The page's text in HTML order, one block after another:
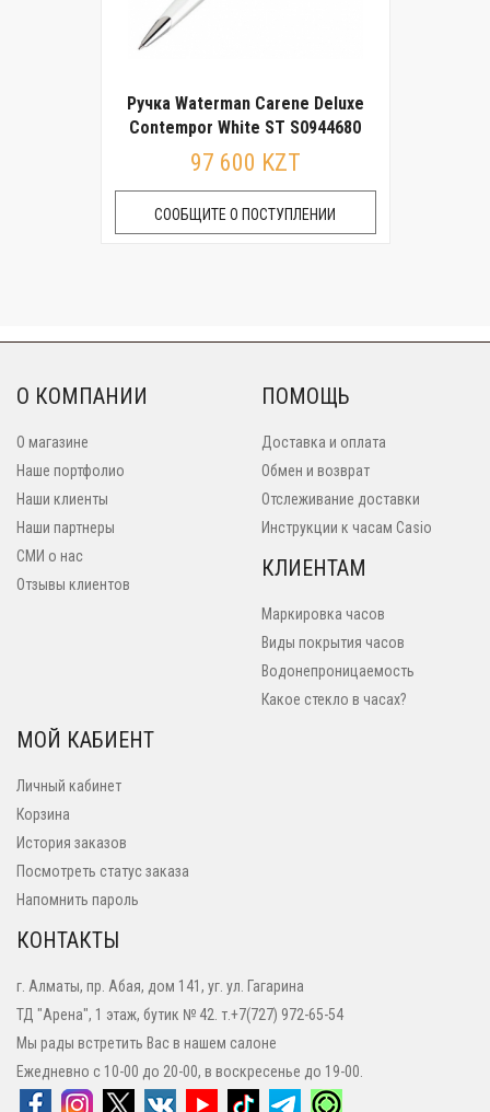
Ручка Waterman Carene Deluxe
Contempor White ST S0944680
97 600 KZT
СООБЩИТЕ О ПОСТУПЛЕНИИ
О КОМПАНИИ
О магазине
Наше портфолио
Наши клиенты
Наши партнеры
СМИ о нас
Отзывы клиентов
ПОМОЩЬ
Доставка и оплата
Обмен и возврат
Отслеживание доставки
Инструкции к часам Casio
КЛИЕНТАМ
Маркировка часов
Виды покрытия часов
Водонепроницаемость
Какое стекло в часах?
МОЙ КАБИЕНТ
Личный кабинет
Корзина
История заказов
Посмотреть статус заказа
Напомнить пароль
КОНТАКТЫ
г. Алматы, пр. Абая, дом 141, уг. ул. Гагарина
ТД "Арена", 1 этаж, бутик № 42. т.+7(727) 972-65-54
Мы рады встретить Вас в нашем салоне
Ежедневно с 10-00 до 20-00, в воскресенье до 19-00.